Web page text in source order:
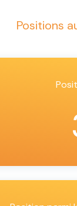
Positions